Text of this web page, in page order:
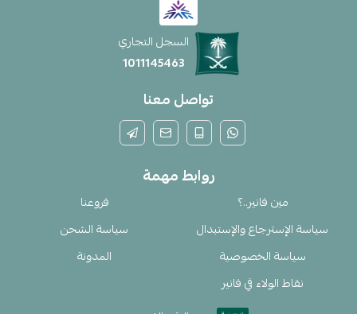
السجل التجاري
1011145463
تواصل معنا
روابط مهمة
مين فانير..؟
فروعنا
سياسة الإسترجاع والإستبدال
سياسة الشحن
سياسة الخصوصية
المدونة
نقاط الولاء في فانير